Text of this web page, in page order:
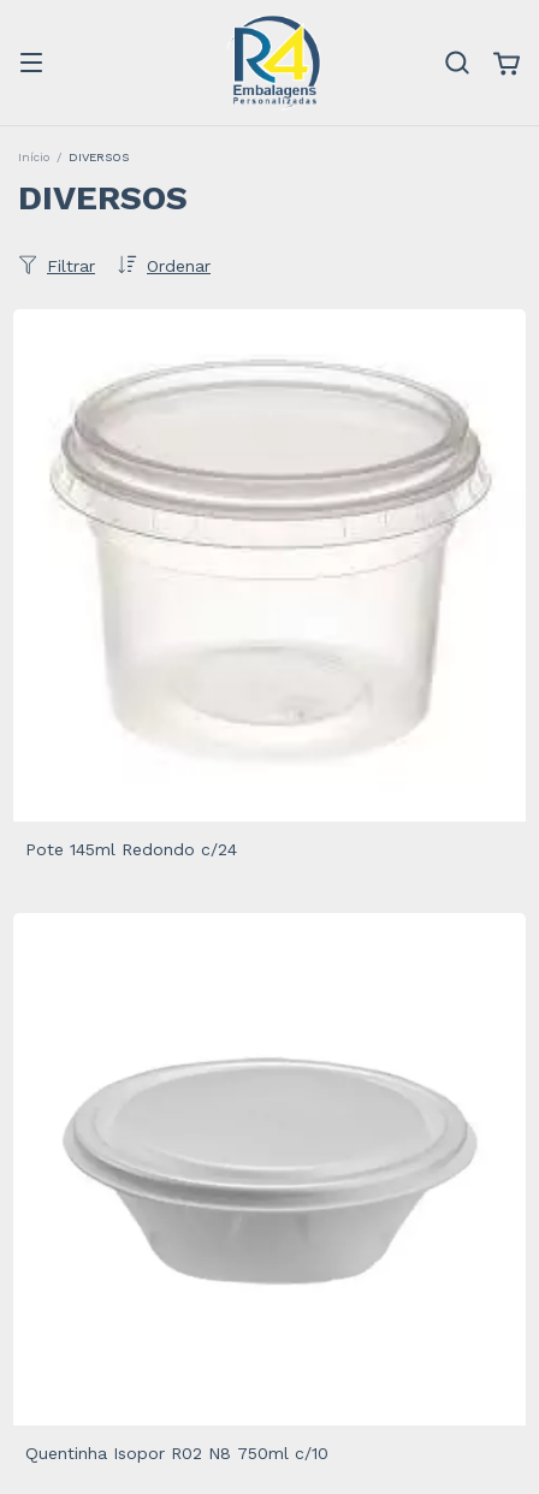
Início / DIVERSOS
DIVERSOS
Ordenar
Filtrar
Pote 145ml Redondo c/24
Quentinha Isopor R02 N8 750ml c/10